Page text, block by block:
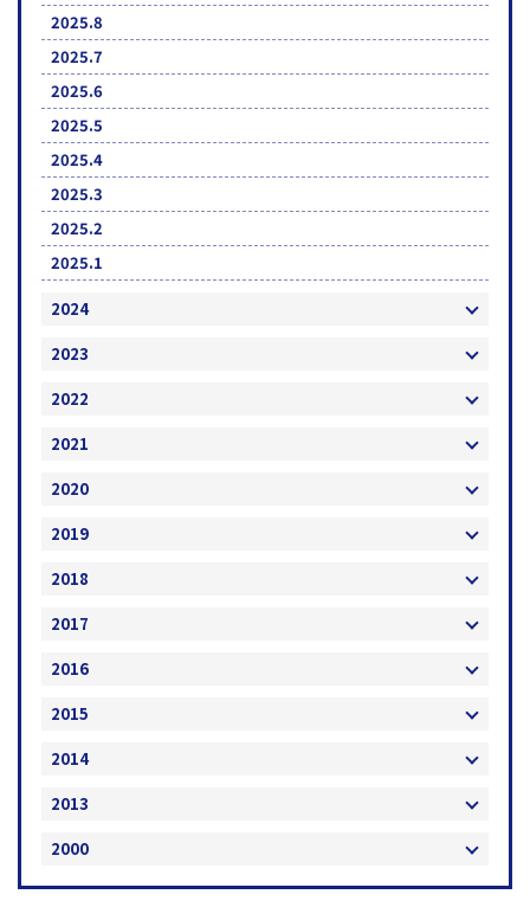
2025.8
2025.7
2025.6
2025.5
2025.4
2025.3
2025.2
2025.1
2024
2023
2022
2021
2020
2019
2018
2017
2016
2015
2014
2013
2000